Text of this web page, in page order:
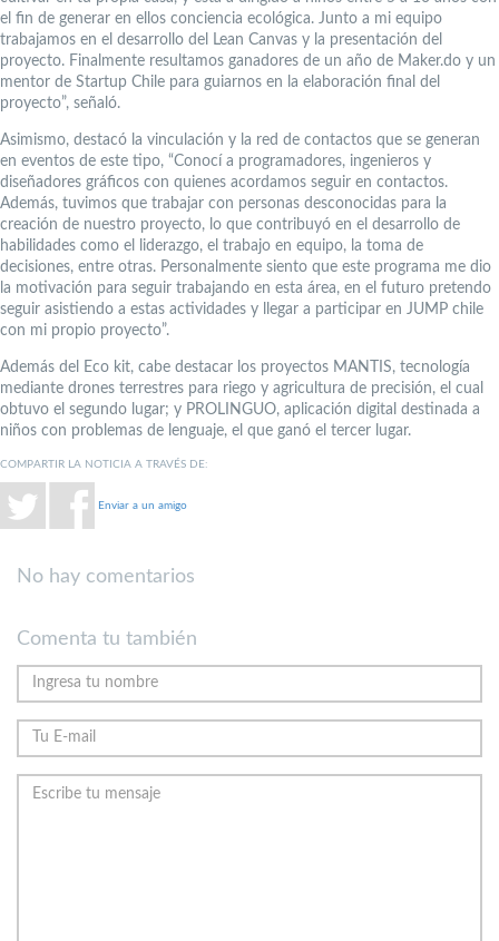
el fin de generar en ellos conciencia ecológica. Junto a mi equipo
trabajamos en el desarrollo del Lean Canvas y la presentación del
proyecto. Finalmente resultamos ganadores de un año de Maker.do y un
mentor de Startup Chile para guiarnos en la elaboración final del
proyecto”, señaló.
Asimismo, destacó la vinculación y la red de contactos que se generan
en eventos de este tipo, “Conocí a programadores, ingenieros y
diseñadores gráficos con quienes acordamos seguir en contactos.
Además, tuvimos que trabajar con personas desconocidas para la
creación de nuestro proyecto, lo que contribuyó en el desarrollo de
habilidades como el liderazgo, el trabajo en equipo, la toma de
decisiones, entre otras. Personalmente siento que este programa me dio
la motivación para seguir trabajando en esta área, en el futuro pretendo
seguir asistiendo a estas actividades y llegar a participar en JUMP chile
con mi propio proyecto”.
Además del Eco kit, cabe destacar los proyectos MANTIS, tecnología
mediante drones terrestres para riego y agricultura de precisión, el cual
obtuvo el segundo lugar; y PROLINGUO, aplicación digital destinada a
niños con problemas de lenguaje, el que ganó el tercer lugar.
COMPARTIR LA NOTICIA A TRAVÉS DE:
Enviar a un amigo
No hay comentarios
Comenta tu también